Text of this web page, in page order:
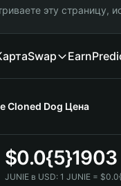
эту страницу,
Swap Earn
Cloned Dog Цена
$0.0{5}1903
JUNIE в USD: 1 JUNIE =